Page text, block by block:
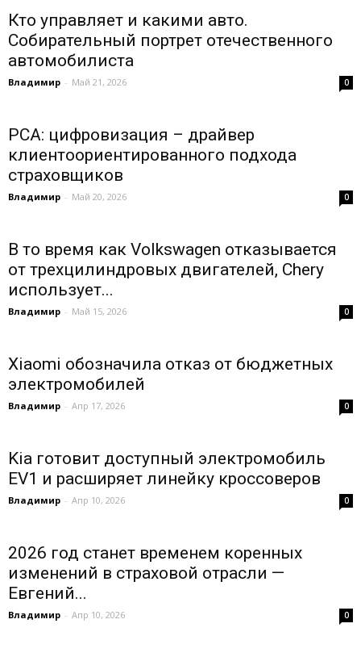
Кто управляет и какими авто.
Собирательный портрет отечественного
автомобилиста
Владимир - Май 21, 2026 0
РСА: цифровизация – драйвер
клиентоориентированного подхода
страховщиков
Владимир - Май 20, 2026 0
В то время как Volkswagen отказывается
от трехцилиндровых двигателей, Chery
использует...
Владимир - Май 15, 2026 0
Xiaomi обозначила отказ от бюджетных
электромобилей
Владимир - Апр 17, 2026 0
Kia готовит доступный электромобиль
EV1 и расширяет линейку кроссоверов
Владимир - Апр 10, 2026 0
2026 год станет временем коренных
изменений в страховой отрасли —
Евгений...
Владимир - Апр 10, 2026 0